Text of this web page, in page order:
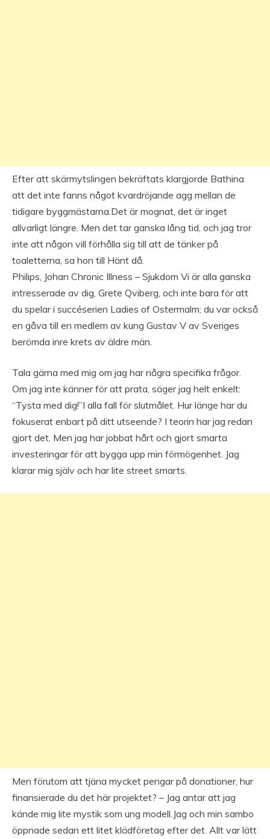
Efter att skärmytslingen bekräftats klargjorde Bathina
att det inte fanns något kvardröjande agg mellan de
tidigare byggmästarna.Det är mognat, det är inget
allvarligt längre. Men det tar ganska lång tid, och jag tror
inte att någon vill förhålla sig till att de tänker på
toaletterna, sa hon till Hänt då.
Philips, Johan Chronic Illness – Sjukdom Vi är alla ganska
intresserade av dig, Grete Qviberg, och inte bara för att
du spelar i succéserien Ladies of Ostermalm; du var också
en gåva till en medlem av kung Gustav V av Sveriges
berömda inre krets av äldre män.
Tala gärna med mig om jag har några specifika frågor.
Om jag inte känner för att prata, säger jag helt enkelt:
“Tysta med dig!”I alla fall för slutmålet. Hur länge har du
fokuserat enbart på ditt utseende? I teorin har jag redan
gjort det. Men jag har jobbat hårt och gjort smarta
investeringar för att bygga upp min förmögenhet. Jag
klarar mig själv och har lite street smarts.
Men förutom att tjäna mycket pengar på donationer, hur
finansierade du det här projektet? – Jag antar att jag
kände mig lite mystik som ung modell.Jag och min sambo
öppnade sedan ett litet klädföretag efter det. Allt var lätt